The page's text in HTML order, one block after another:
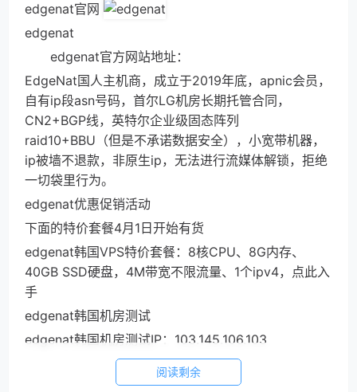
edgenat官网
edgenat
edgenat官方网站地址：
EdgeNat国人主机商，成立于2019年底，apnic会员，
自有ip段asn号码，首尔LG机房长期托管合同，
CN2+BGP线，英特尔企业级固态阵列
raid10+BBU（但是不承诺数据安全），小宽带机器，
ip被墙不退款，非原生ip，无法进行流媒体解锁，拒绝
一切袋里行为。
edgenat优惠促销活动
下面的特价套餐4月1日开始有货
edgenat韩国VPS特价套餐：8核CPU、8G内存、
40GB SSD硬盘，4M带宽不限流量、1个ipv4，点此入
手
edgenat韩国机房测试
edgenat韩国机房测试IP：103.145.106.103
阅读剩余